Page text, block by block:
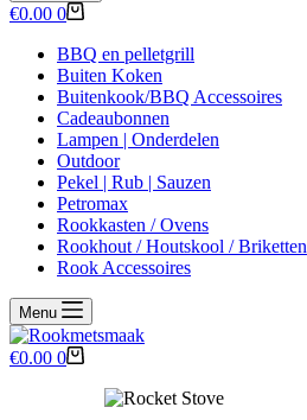
Winkelwagen
€0.00 0
BBQ en pelletgrill
Buiten Koken
Buitenkook/BBQ Accessoires
Cadeaubonnen
Lampen | Onderdelen
Outdoor
Pekel | Rub | Sauzen
Petromax
Rookkasten / Ovens
Rookhout / Houtskool / Briketten
Rook Accessoires
Menu
Winkelwagen
€0.00 0